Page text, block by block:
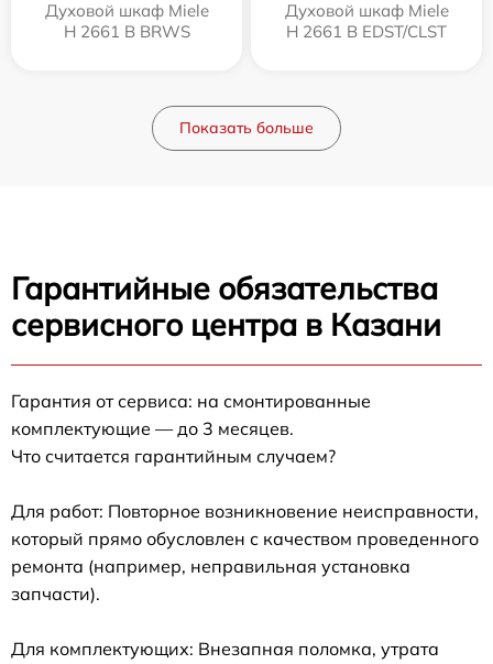
Духовой шкаф Miele
H 2661 B BRWS
Духовой шкаф Miele
H 2661 B EDST/CLST
Показать больше
Гарантийные обязательства
сервисного центра в Казани
Гарантия от сервиса: на смонтированные
комплектующие — до 3 месяцев.
Что считается гарантийным случаем?
Для работ: Повторное возникновение неисправности,
который прямо обусловлен с качеством проведенного
ремонта (например, неправильная установка
запчасти).
Для комплектующих: Внезапная поломка, утрата